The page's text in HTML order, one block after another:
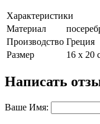
Характеристики
Материал
Производство Греция
Размер
16 х 20
Написать
Ваше Имя: